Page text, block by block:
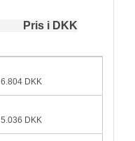
Pris i DKK
6.804 DKK
5.036 DKK